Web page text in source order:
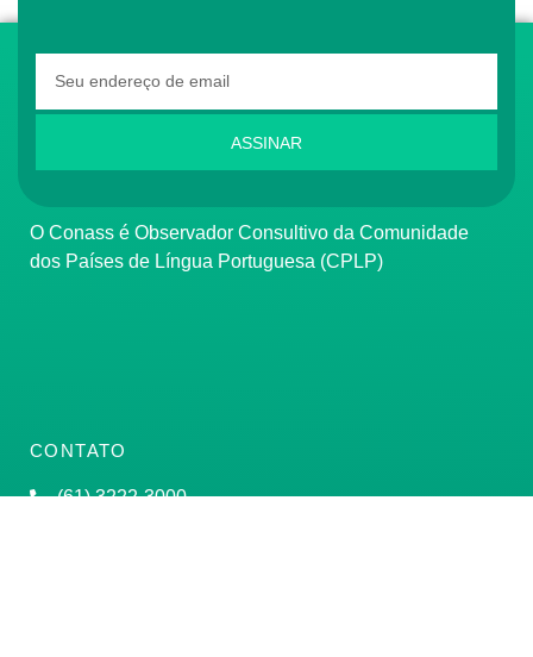
ASSINAR
O Conass é Observador Consultivo da Comunidade
dos Países de Língua Portuguesa (CPLP)
CONTATO
(61) 3222-3000